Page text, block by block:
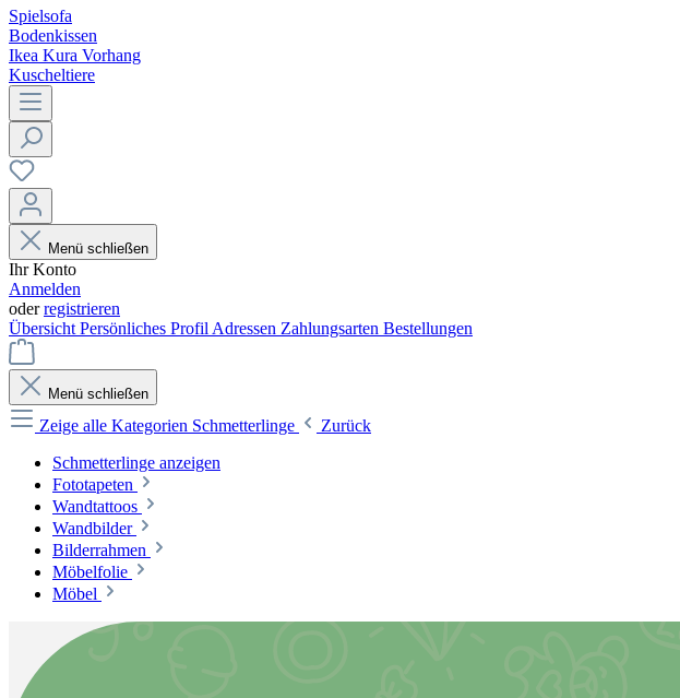
Spielsofa
Bodenkissen
Ikea Kura Vorhang
Kuscheltiere
Menü schließen
Ihr Konto
Anmelden
oderregistrieren
Übersicht Persönliches Profil Adressen Zahlungsarten Bestellungen
Menü schließen
Zeige alle Kategorien Schmetterlinge
Zurück
Schmetterlinge anzeigen
Fototapeten
Wandtattoos
Wandbilder
Bilderrahmen
Möbelfolie
Möbel